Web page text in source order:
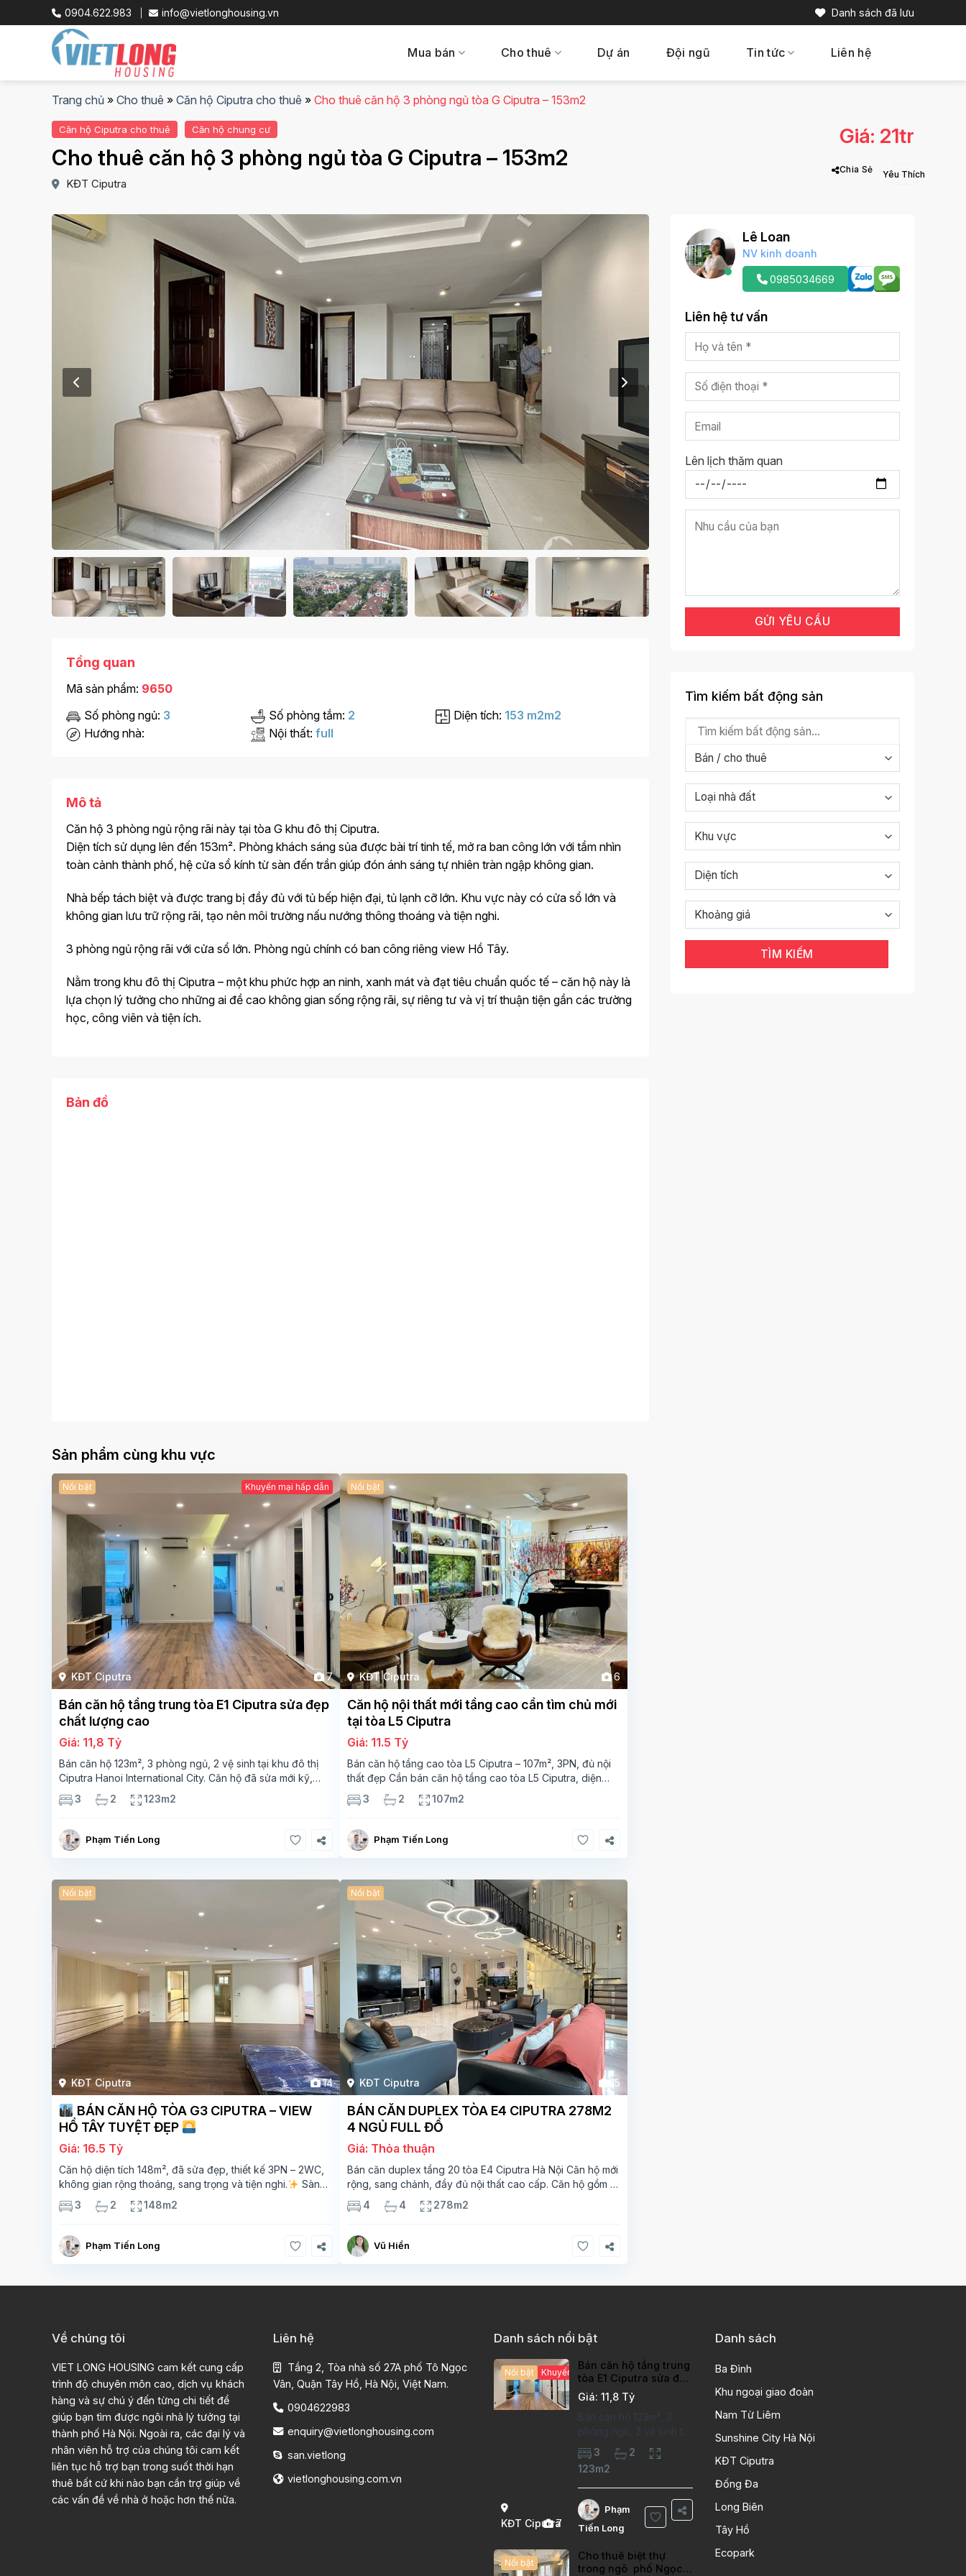
to
0904.622.983 info@vietlonghousing.vn Danh sách đã lưu
Mua bán Cho thuê Dự án Đội ngũ Tin tức Liên hệ
Trang chủ » Cho thuê » Căn hộ Ciputra cho thuê » Cho thuê căn hộ 3 phòng ngủ tòa G Ciputra – 153m2
Căn hộ Ciputra cho thuê Căn hộ chung cư
Cho thuê căn hộ 3 phòng ngủ tòa G Ciputra – 153m2
KĐT Ciputra
Giá: 21tr
Chia Sẻ
Tổng quan
Mã sản phẩm: 9650
Số phòng ngủ: 3 Số phòng tắm: 2 Diện tích: 153 m2m2
Hướng nhà:
Nội thất: full
Mô tả
Căn hộ 3 phòng ngủ rộng rãi này tại tòa G khu đô thị Ciputra.
Diện tích sử dụng lên đến 153m². Phòng khách sáng sủa được bài trí tinh tế, mở ra ban công lớn với tầm nhìn
toàn cảnh thành phố, hệ cửa sổ kính từ sàn đến trần giúp đón ánh sáng tự nhiên tràn ngập không gian.
Nhà bếp tách biệt và được trang bị đầy đủ với tủ bếp hiện đại, tủ lạnh cỡ lớn. Khu vực này có cửa sổ lớn và
không gian lưu trữ rộng rãi, tạo nên môi trường nấu nướng thông thoáng và tiện nghi.
3 phòng ngủ rộng rãi với cửa sổ lớn. Phòng ngủ chính có ban công riêng view Hồ Tây.
Nằm trong khu đô thị Ciputra – một khu phức hợp an ninh, xanh mát và đạt tiêu chuẩn quốc tế – căn hộ này là
lựa chọn lý tưởng cho những ai đề cao không gian sống rộng rãi, sự riêng tư và vị trí thuận tiện gần các trường
học, công viên và tiện ích.
Bản đồ
Sản phẩm cùng khu vực
KĐT Ciputra 7
Nổi bật Khuyến mại hấp dẫn
Bán căn hộ tầng trung tòa E1 Ciputra sửa đẹp
chất lượng cao
Giá: 11,8 Tỷ
Bán căn hộ 123m², 3 phòng ngủ, 2 vệ sinh tại khu đô thị
Ciputra Hanoi International City. Căn hộ đã sửa mới kỹ,
chất lượng cao, sàn gỗ, bếp hiện đại, không gian thoáng
sáng. Thông tin căn hộ: Diện tích:
3 2 123m2
Phạm Tiến Long
KĐT Ciputra 6
Nổi bật
Căn hộ nội thất mới tầng cao cần tìm chủ mới
tại tòa L5 Ciputra
Giá: 11.5 Tỷ
Bán căn hộ tầng cao tòa L5 Ciputra – 107m², 3PN, đủ nội
thất đẹp Cần bán căn hộ tầng cao tòa L5 Ciputra, diện
tích 107m², thiết kế 3 phòng ngủ – 2 vệ sinh, không gian
rộng thoáng. Căn
3 2 107m2
Phạm Tiến Long
KĐT Ciputra 14
Nổi bật
BÁN CĂN HỘ TÒA G3 CIPUTRA – VIEW
HỒ TÂY TUYỆT ĐẸP
Giá: 16.5 Tỷ
Căn hộ diện tích 148m², đã sửa đẹp, thiết kế 3PN – 2WC,
không gian rộng thoáng, sang trọng và tiện nghi.
Sàn
gỗ cao cấp, ánh sáng tự nhiên chan hòa, view hồ Tây đắt
giá – mang lại
3 2 148m2
Phạm Tiến Long
KĐT Ciputra 15
Nổi bật
BÁN CĂN DUPLEX TÒA E4 CIPUTRA 278M2
4 NGỦ FULL ĐỒ
Giá: Thỏa thuận
Bán căn duplex tầng 20 tòa E4 Ciputra Hà Nội Căn hộ mới
rộng, sang chảnh, đầy đủ nội thất cao cấp. Căn hộ gồm 2
tầng. Tầng 1 rộng 142m2 bao gồm phòng khách, phòng
ăn, phòng bếp, 2 phòng ngủ,
4 4 278m2
Vũ Hiền
Lê Loan
NV kinh doanh
0985034669
Liên hệ tư vấn
Lên lịch thăm quan
Tìm kiếm bất động sản
TÌM KIẾM
Về chúng tôi
VIET LONG HOUSING cam kết cung cấp
trình độ chuyên môn cao, dịch vụ khách
hàng và sự chú ý đến từng chi tiết để
giúp bạn tìm được ngôi nhà lý tưởng tại
thành phố Hà Nội. Ngoài ra, các đại lý và
nhân viên hỗ trợ của chúng tôi cam kết
liên tục hỗ trợ bạn trong suốt thời hạn
thuê bất cứ khi nào bạn cần trợ giúp về
các vấn đề về nhà ở hoặc hơn thế nữa.
Liên hệ
Tầng 2, Tòa nhà số 27A phố Tô Ngọc
Vân, Quận Tây Hồ, Hà Nội, Việt Nam.
0904622983
enquiry@vietlonghousing.com
san.vietlong
vietlonghousing.com.vn
Danh sách nổi bật
KĐT Ciputra
7
Nổi bật Khuyến mại hấp dẫn
Bán căn hộ tầng trung
tòa E1 Ciputra sửa đẹp
chất lượng cao
Giá: 11,8 Tỷ
Bán căn hộ 123m², 3
phòng ngủ, 2 vệ sinh tại
khu đô thị Ciputra Hanoi
International City. Căn
hộ đã sửa mới kỹ, chất
lượng cao, sàn gỗ, bếp
hiện đại, không gian
thoáng sáng. Thông tin
căn hộ: Diện tích:
3
2
123m2
Phạm
Tiến Long
Nổi bật
Cho thuê biệt thự
trong ngõ phố Ngọc
Danh sách
Ba Đình
Khu ngoại giao đoàn
Nam Từ Liêm
Sunshine City Hà Nội
KĐT Ciputra
Đống Đa
Long Biên
Tây Hồ
Ecopark